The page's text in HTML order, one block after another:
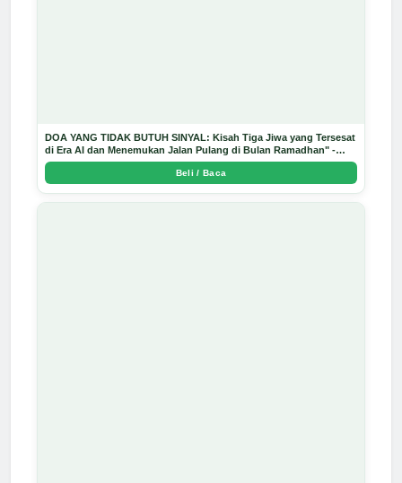
DOA YANG TIDAK BUTUH SINYAL: Kisah Tiga Jiwa yang Tersesat
di Era AI dan Menemukan Jalan Pulang di Bulan Ramadhan" -
Arda Dinata
Beli / Baca